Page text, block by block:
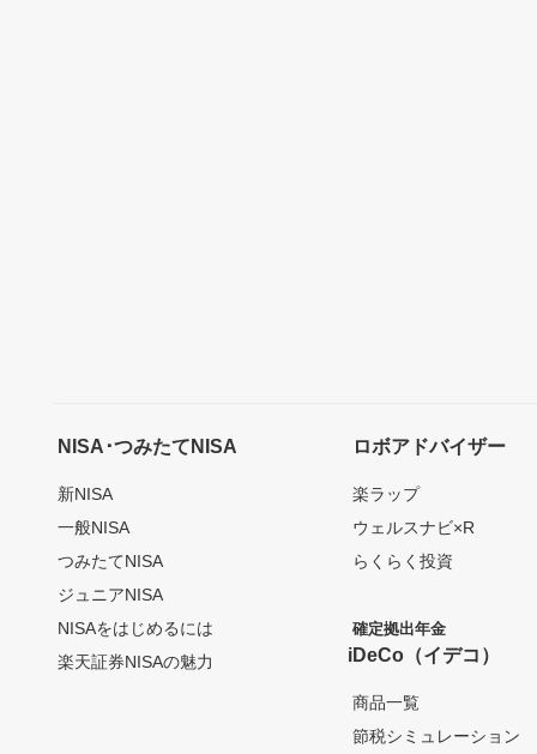
NISA･つみたてNISA
新NISA
一般NISA
つみたてNISA
ジュニアNISA
NISAをはじめるには
楽天証券NISAの魅力
ロボアドバイザー
楽ラップ
ウェルスナビ×R
らくらく投資
確定拠出年金
iDeCo（イデコ）
商品一覧
節税シミュレーション